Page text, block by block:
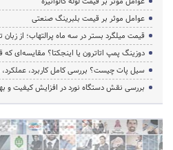
عوامل موثر بر قیمت بلبرینگ صنعتی
قیمت میلگرد بستر در سه ماه پرالتهاب؛ از زبان
دوزینگ پمپ اتاترون یا اینجکتا؟ مقایسه‌ای که
سیل پات چیست؟ بررسی کامل کاربرد،
بررسی نقش دستگاه نورد در افزایش کیفیت و